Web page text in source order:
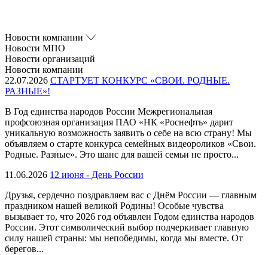
Новости компании
Новости МПО
Новости организаций
Новости компании
22.07.2026 СТАРТУЕТ КОНКУРС «СВОИ. РОДНЫЕ.
РАЗНЫЕ»!
В Год единства народов России Межрегиональная
профсоюзная организация ПАО «НК «Роснефть» дарит
уникальную возможность заявить о себе на всю страну! Мы
объявляем о старте конкурса семейных видеороликов «Свои.
Родные. Разные». Это шанс для вашей семьи не просто...
11.06.2026 12 июня - День России
Друзья, сердечно поздравляем вас с Днём России — главным
праздником нашей великой Родины! Особые чувства
вызывает то, что 2026 год объявлен Годом единства народов
России. Этот символический выбор подчеркивает главную
силу нашей страны: мы непобедимы, когда мы вместе. От
берегов...